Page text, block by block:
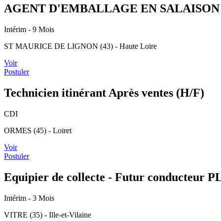
AGENT D'EMBALLAGE EN
Intérim - 9 Mois
ST MAURICE DE LIGNON (43) - Haute Loire
Voir
Postuler
Technicien itinérant Après ventes (H/F)
CDI
ORMES (45) - Loiret
Voir
Postuler
Equipier de collecte - Futur conducteur
Intérim - 3 Mois
VITRE (35) - Ille-et-Vilaine